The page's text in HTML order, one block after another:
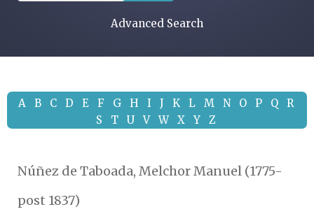
Advanced Search
A B C D E F G H I J K L M N O P Q
R
S
T U V W X Y Z
Núñez de Taboada, Melchor Manuel (1775-
post 1837)